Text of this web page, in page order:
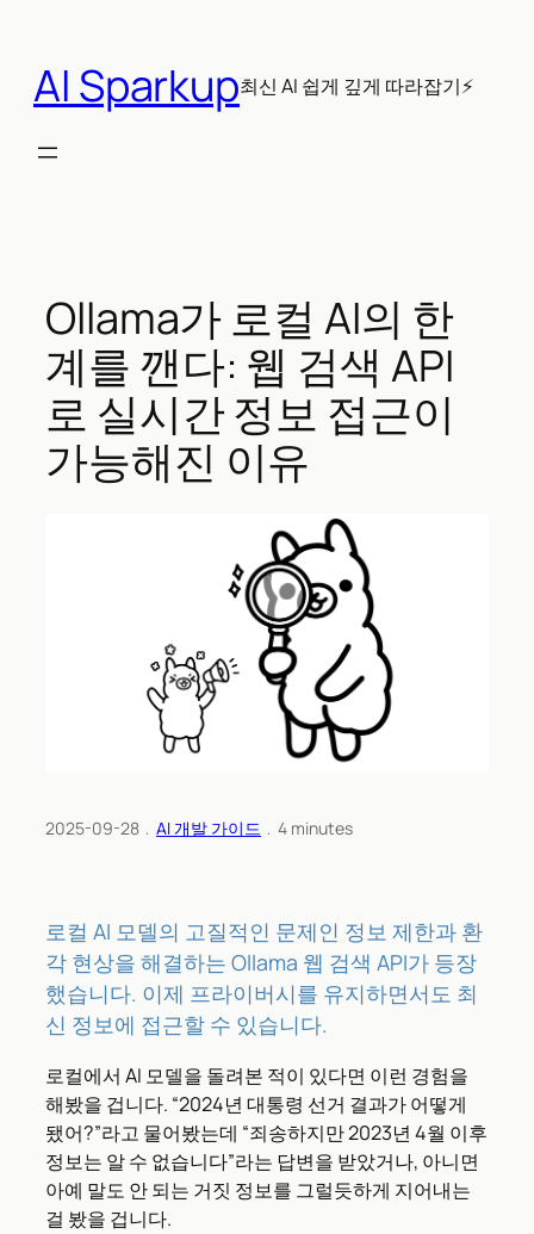
AI Sparkup최신 AI 쉽게 깊게 따라잡기⚡
Ollama가 로컬 AI의 한
계를 깬다: 웹 검색 API
로 실시간 정보 접근이
가능해진 이유
2025-09-28 ﹒ AI 개발 가이드 ﹒ 4 minutes
로컬 AI 모델의 고질적인 문제인 정보 제한과 환
각 현상을 해결하는 Ollama 웹 검색 API가 등장
했습니다. 이제 프라이버시를 유지하면서도 최
신 정보에 접근할 수 있습니다.
로컬에서 AI 모델을 돌려본 적이 있다면 이런 경험을
해봤을 겁니다. “2024년 대통령 선거 결과가 어떻게
됐어?”라고 물어봤는데 “죄송하지만 2023년 4월 이후
정보는 알 수 없습니다”라는 답변을 받았거나, 아니면
아예 말도 안 되는 거짓 정보를 그럴듯하게 지어내는
걸 봤을 겁니다.